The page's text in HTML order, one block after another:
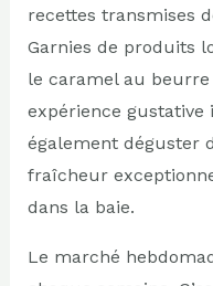
recettes transmises
Garnies de produits
le caramel au
expérience
également déguster
fraîcheur
dans la baie.
Le marché